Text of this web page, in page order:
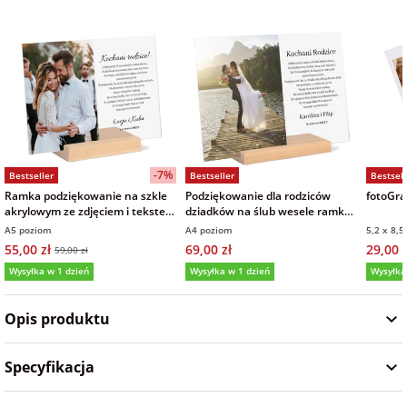
Dodatki i
opakowania
na Dzień
Chłopaka
na Dzień Kobiet
na walentynki
na mikołajki
na Dzień Babci i
Dziadka
dla przyjaciółki
dla przyjaciela
Bestseller
-7%
Ramka podziękowanie na szkle
akrylowym ze zdjęciem i tekstem
15x21 cm
A5 poziom
55,00 zł 59,00 zł
Wysyłka w 1 dzień
Bestseller
Podziękowanie dla rodziców
dziadków na ślub wesele ramka
zdjęcie na szkle akrylowym
21x30 cm
A4 poziom
69,00 zł
Wysyłka w 1 dzień
5,2 x
29,00
Opis produktu
Specyfikacja